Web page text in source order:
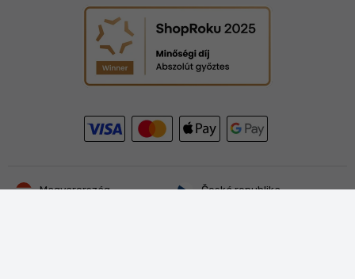
Magyarország Česká republika